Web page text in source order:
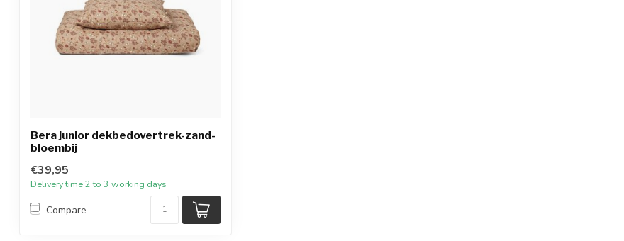
Bera junior dekbedovertrek-zand-
bloembij
€39,95
Delivery time 2 to 3 working days
Compare